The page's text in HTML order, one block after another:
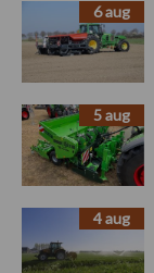
6 aug
5 aug
4 aug